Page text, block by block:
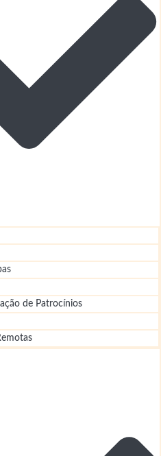
de Patrocínios